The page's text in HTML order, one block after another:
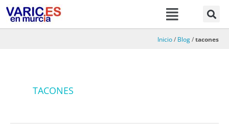
Menú
Inicio/ Blog/tacones
TACONES